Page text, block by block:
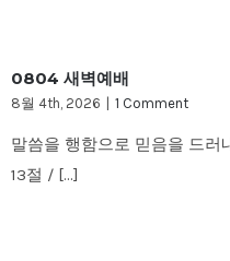
0804 새벽예배
8월 4th, 2026 1 Comment
말씀을 행함으로 믿음을 드러
13절 / [...]